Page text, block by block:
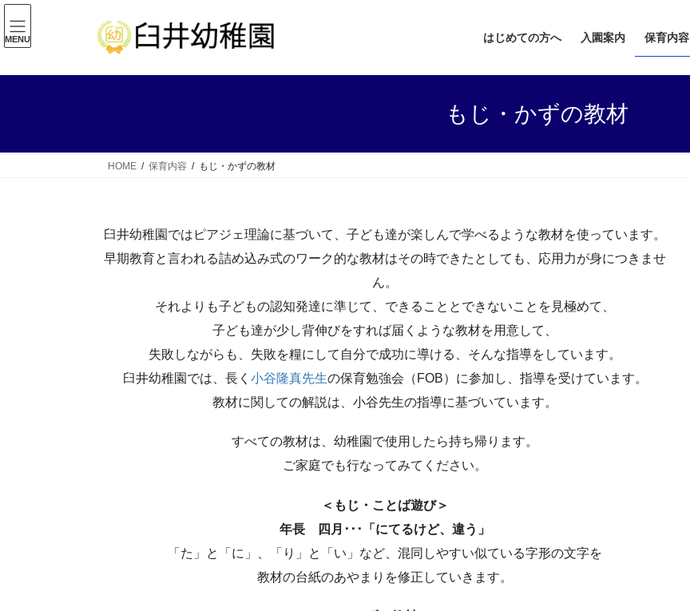
コ
ン
テ
ナ
ビ
ゲ
はじめての方へ 入園案内 保育内容
もじ・かずの教材
HOME 保育内容 もじ・かずの教材
臼井幼稚園ではピアジェ理論に基づいて、子ども達が楽しんで学べるような教材を使っています。
早期教育と言われる詰め込み式のワーク的な教材はその時できたとしても、応用力が身につきませ
ん。
それよりも子どもの認知発達に準じて、できることとできないことを見極めて、
子ども達が少し背伸びをすれば届くような教材を用意して、
失敗しながらも、失敗を糧にして自分で成功に導ける、そんな指導をしています。
臼井幼稚園では、長く 小谷隆真先生の保育勉強会（FOB）に参加し、指導を受けています。
教材に関しての解説は、小谷先生の指導に基づいています。
すべての教材は、幼稚園で使用したら持ち帰ります。
ご家庭でも行なってみてください。
＜もじ・ことば遊び＞
年長 四月･･･「にてるけど、違う」
「た」と「に」、「り」と「い」など、混同しやすい似ている字形の文字を
教材の台紙のあやまりを修正していきます。
MENU